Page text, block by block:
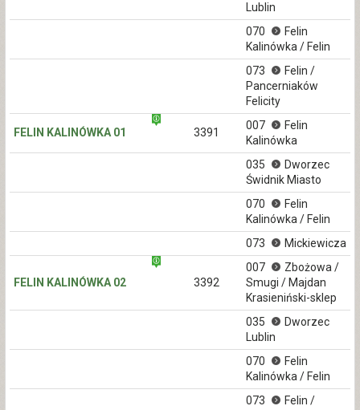
Lublin
070
Felin
Kalinówka / Felin
073
Felin /
Pancerniaków
Felicity
FELIN KALINÓWKA 01 3391
007
Felin
Kalinówka
035
Dworzec
Świdnik Miasto
070
Felin
Kalinówka / Felin
073
Mickiewicza
FELIN KALINÓWKA 02 3392
007
Zbożowa /
Smugi / Majdan
Krasieniński-sklep
035
Dworzec
Lublin
070
Felin
Kalinówka / Felin
073
Felin /